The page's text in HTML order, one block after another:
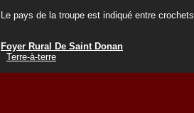
Le pays de la troupe est indiqué entre
Foyer Rural De Saint Donan
Terre-à-terre